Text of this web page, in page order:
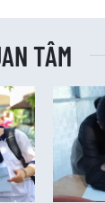
TÂM